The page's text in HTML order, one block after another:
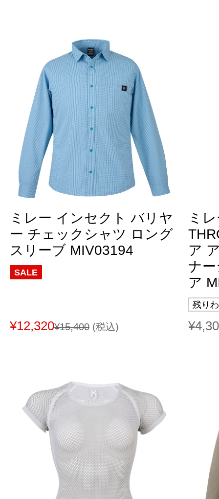
ミレー インセクト バリヤ
ー チェックシャツ ロング
スリーブ MIV03194
SALE
¥12,320¥15,400 (税込)
ミ
ア
ナ
ア
残り